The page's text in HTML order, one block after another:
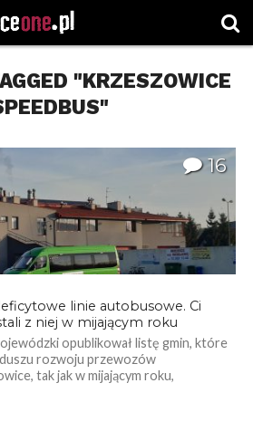
"KRZESZOWICE
16
linie autobusowe. Ci
z niej w mijającym roku
opublikował listę gmin, które
rozwoju przewozów
tak jak w mijającym roku,